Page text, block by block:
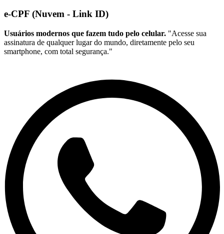
e-CPF (Nuvem - Link ID)
Usuários modernos que fazem tudo pelo celular. "Acesse sua
assinatura de qualquer lugar do mundo, diretamente pelo seu
smartphone, com total segurança."